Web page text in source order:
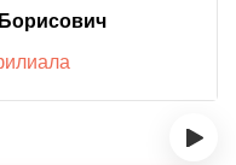
›